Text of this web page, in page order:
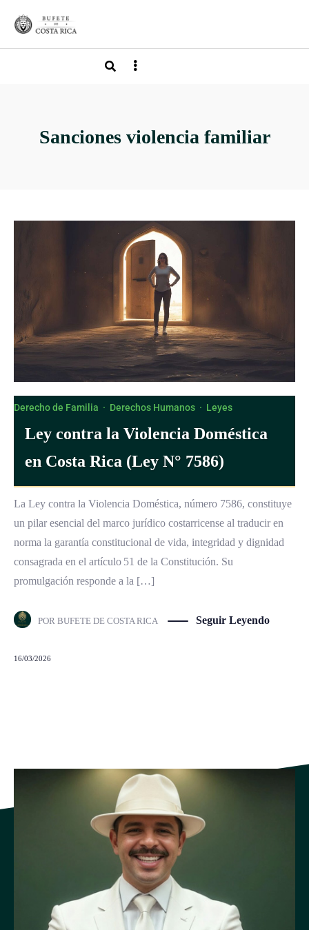
Sanciones violencia familiar
Derecho de Familia · Derechos Humanos · Leyes
Ley contra la Violencia Doméstica
en Costa Rica (Ley N° 7586)
La Ley contra la Violencia Doméstica, número 7586, constituye
un pilar esencial del marco jurídico costarricense al traducir en
norma la garantía constitucional de vida, integridad y dignidad
consagrada en el artículo 51 de la Constitución. Su
promulgación responde a la […]
POR BUFETE DE COSTA RICA Seguir Leyendo
16/03/2026